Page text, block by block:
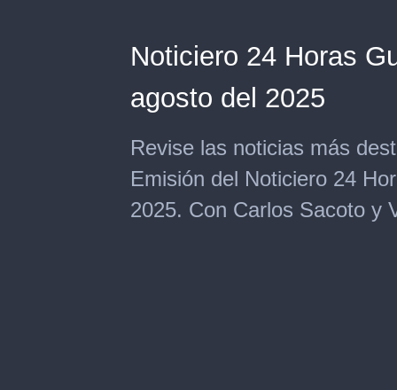
Noticiero 24 Horas
agosto del 2025
Revise las noticias más
Emisión del Noticiero 24
2025. Con Carlos Sacoto y